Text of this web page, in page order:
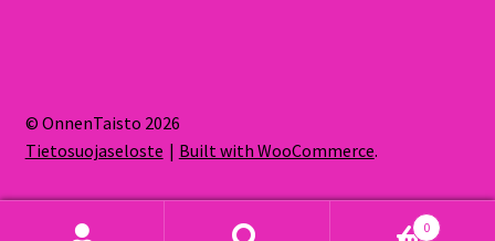
© OnnenTaisto 2026
Tietosuojaseloste
Built with WooCommerce.
0